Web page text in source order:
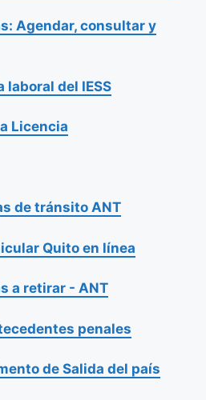
Agendar, consultar y
laboral del IESS
Licencia
de tránsito ANT
Quito en línea
a retirar - ANT
penales
de Salida del país